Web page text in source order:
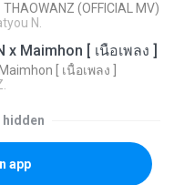
(OFFICIAL MV)
N.
Maimhon [ เนื้อเพลง ]
[ เนื้อเพลง ]
hidden
app